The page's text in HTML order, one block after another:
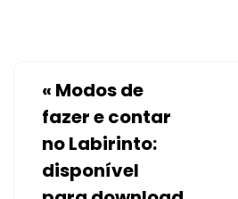
« Modos de
fazer e contar
no Labirinto:
disponível